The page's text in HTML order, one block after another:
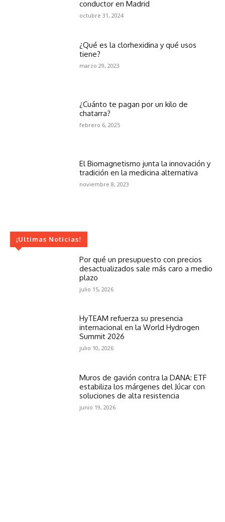
conductor en Madrid
octubre 31, 2024
¿Qué es la clorhexidina y qué usos
tiene?
marzo 29, 2023
¿Cuánto te pagan por un kilo de
chatarra?
febrero 6, 2025
El Biomagnetismo junta la innovación y
tradición en la medicina alternativa
noviembre 8, 2023
¡Ultimas Noticias!
Por qué un presupuesto con precios
desactualizados sale más caro a medio
plazo
julio 15, 2026
HyTEAM refuerza su presencia
internacional en la World Hydrogen
Summit 2026
julio 10, 2026
Muros de gavión contra la DANA: ETF
estabiliza los márgenes del Júcar con
soluciones de alta resistencia
junio 19, 2026